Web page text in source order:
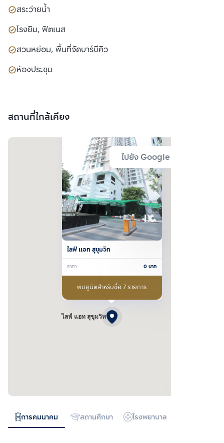
สระว่ายน้ำ
โรงยิม, ฟิตเนส
สวนหย่อม, พื้นที่จัดบาร์บีคิว
ห้องประชุม
สถานที่ใกล้เคียง
ไปยัง Google Map
ไลฟ์ แอท สุขุมวิท
ไลฟ์ แอท สุขุมวิท
ราคา 0บาท
พบยูนิตสำหรับซื้อ 7 รายการ
การคมนาคม สถานศึกษา โรงพยาบาล